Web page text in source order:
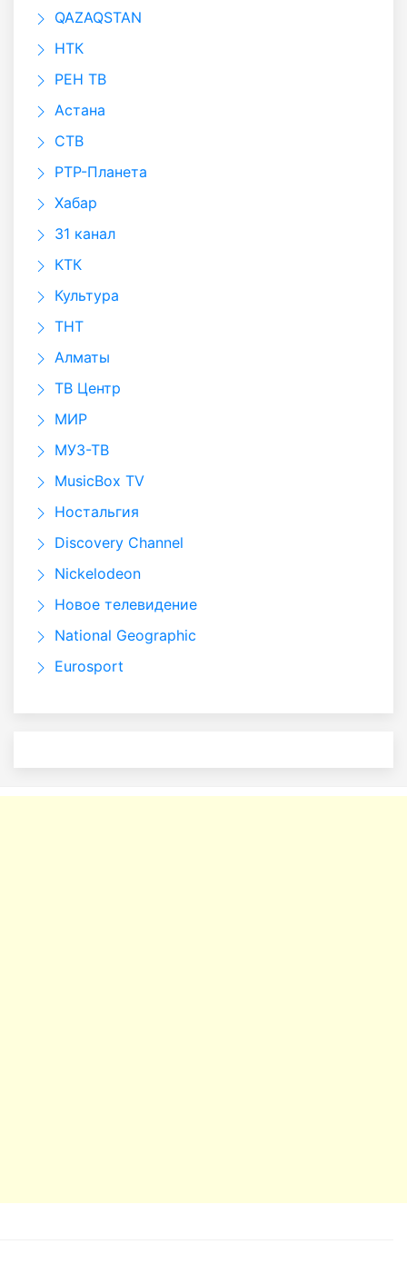
QAZAQSTAN
НТК
РЕН ТВ
Астана
СТВ
РТР-Планета
Хабар
31 канал
КТК
Культура
ТНТ
Алматы
ТВ Центр
МИР
МУЗ-ТВ
MusicBox TV
Ностальгия
Discovery Channel
Nickelodeon
Новое телевидение
National Geographic
Eurosport